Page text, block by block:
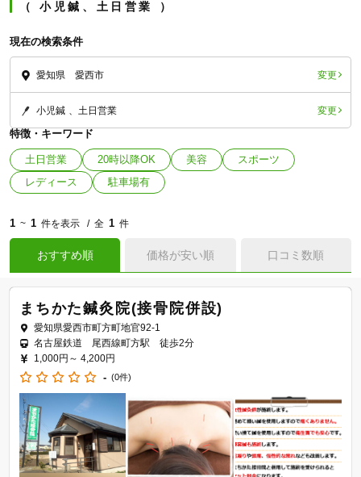
小児鍼、土日営業
現在の検索条件
愛知県 愛西市 変更
小児鍼 土日営業 変更
特徴・キーワード
土日営業 20時以降OK 美容
スポーツ
レディース
駐車場有
1 ~ 1 件を表示 全 1 件
おすすめ順 価格が安い順 口コミ数順
まちかた鍼灸院(接骨院併設)
愛知県愛西市町方町地官92-1
名古屋鉄道 尾西線町方駅 徒歩2分
1,000円～ 4,200円
- (0件)
「健康にはりを見た」